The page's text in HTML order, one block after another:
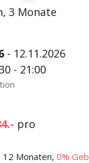
3 Monate
- 12.11.2026
- 21:00
pro
12 Monaten, 0%